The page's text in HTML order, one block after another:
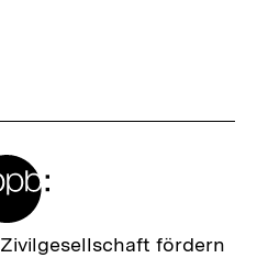
Zivilgesellschaft fördern